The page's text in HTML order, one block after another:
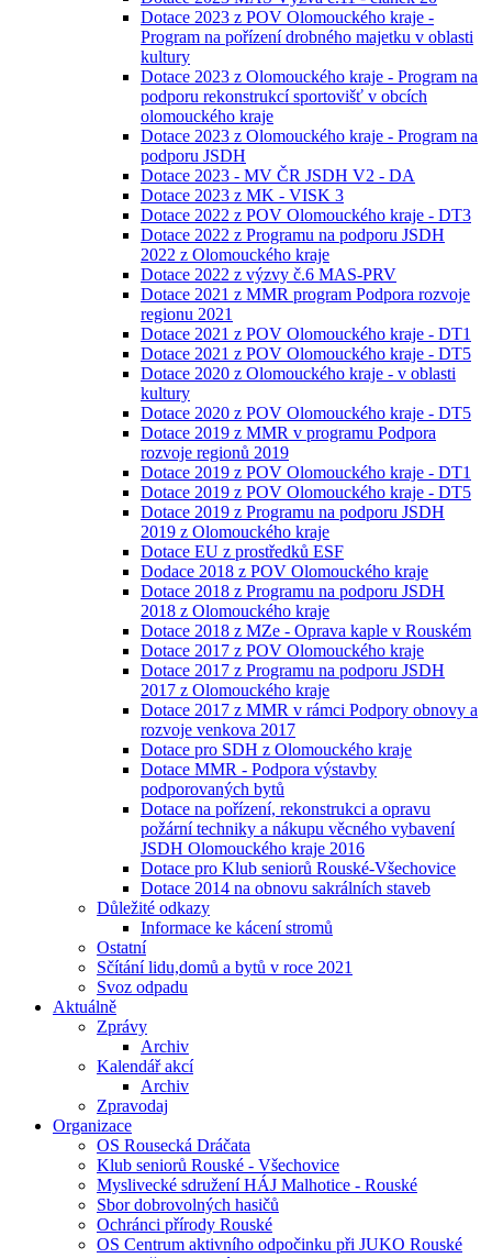
Dotace 2023 z POV Olomouckého kraje -
Program na pořízení drobného majetku v oblasti
kultury
Dotace 2023 z Olomouckého kraje - Program na
podporu rekonstrukcí sportovišť v obcích
olomouckého kraje
Dotace 2023 z Olomouckého kraje - Program na
podporu JSDH
Dotace 2023 - MV ČR JSDH V2 - DA
Dotace 2023 z MK - VISK 3
Dotace 2022 z POV Olomouckého kraje - DT3
Dotace 2022 z Programu na podporu JSDH
2022 z Olomouckého kraje
Dotace 2022 z výzvy č.6 MAS-PRV
Dotace 2021 z MMR program Podpora rozvoje
regionu 2021
Dotace 2021 z POV Olomouckého kraje - DT1
Dotace 2021 z POV Olomouckého kraje - DT5
Dotace 2020 z Olomouckého kraje - v oblasti
kultury
Dotace 2020 z POV Olomouckého kraje - DT5
Dotace 2019 z MMR v programu Podpora
rozvoje regionů 2019
Dotace 2019 z POV Olomouckého kraje - DT1
Dotace 2019 z POV Olomouckého kraje - DT5
Dotace 2019 z Programu na podporu JSDH
2019 z Olomouckého kraje
Dotace EU z prostředků ESF
Dodace 2018 z POV Olomouckého kraje
Dotace 2018 z Programu na podporu JSDH
2018 z Olomouckého kraje
Dotace 2018 z MZe - Oprava kaple v Rouském
Dotace 2017 z POV Olomouckého kraje
Dotace 2017 z Programu na podporu JSDH
2017 z Olomouckého kraje
Dotace 2017 z MMR v rámci Podpory obnovy a
rozvoje venkova 2017
Dotace pro SDH z Olomouckého kraje
Dotace MMR - Podpora výstavby
podporovaných bytů
Dotace na pořízení, rekonstrukci a opravu
požární techniky a nákupu věcného vybavení
JSDH Olomouckého kraje 2016
Dotace pro Klub seniorů Rouské-Všechovice
Dotace 2014 na obnovu sakrálních staveb
Důležité odkazy
Informace ke kácení stromů
Ostatní
Sčítání lidu,domů a bytů v roce 2021
Svoz odpadu
Aktuálně
Zprávy
Archiv
Kalendář akcí
Archiv
Zpravodaj
Organizace
OS Rousecká Dráčata
Klub seniorů Rouské - Všechovice
Myslivecké sdružení HÁJ Malhotice - Rouské
Sbor dobrovolných hasičů
Ochránci přírody Rouské
OS Centrum aktivního odpočinku při JUKO Rouské